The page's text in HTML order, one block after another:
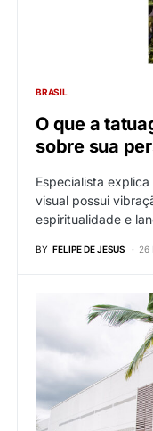
BRASIL
O que a
sobre sua
Especialista
visual possui
espiritualidade e
BY FELIPE DE JESUS 26